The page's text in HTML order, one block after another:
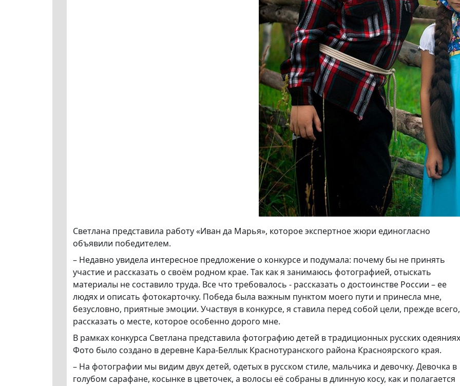
Светлана представила работу «Иван да Марья», которое экспертное жюри единогласно
объявили победителем.
– Недавно увидела интересное предложение о конкурсе и подумала: почему бы не принять
участие и рассказать о своём родном крае. Так как я занимаюсь фотографией, отыскать
материалы не составило труда. Все что требовалось - рассказать о достоинстве России – ее
людях и описать фотокарточку. Победа была важным пунктом моего пути и принесла мне,
безусловно, приятные эмоции. Участвуя в конкурсе, я ставила перед собой цели, прежде всего,
рассказать о месте, которое особенно дорого мне.
В рамках конкурса Светлана представила фотографию детей в традиционных русских
Фото было создано в деревне Кара-Беллык Краснотуранского района Красноярского края.
– На фотографии мы видим двух детей, одетых в русском стиле, мальчика и девочку. Девочка в
голубом сарафане, косынке в цветочек, а волосы её собраны в длинную косу, как и полагается